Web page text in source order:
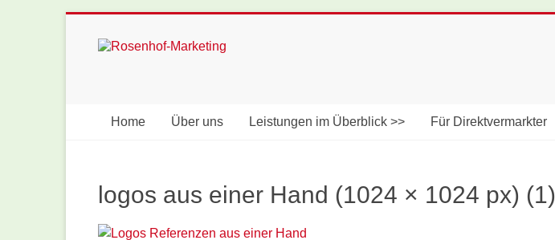
contentRosenhof-
Home Über uns Leistungen im Überblick >> Für Direktvermarkter
logos aus einer Hand (1024 × 1024 px) (1)